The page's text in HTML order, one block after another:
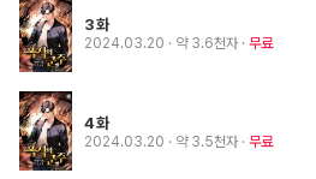
3화
2024.03.20 · 약 3.6천자 무료
4화
2024.03.20 · 약 3.5천자 무료